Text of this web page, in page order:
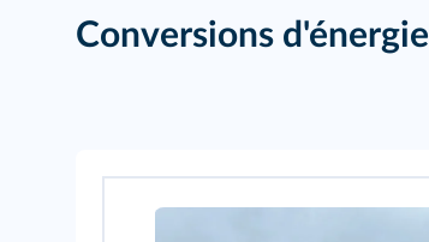
Conversions d'énergie